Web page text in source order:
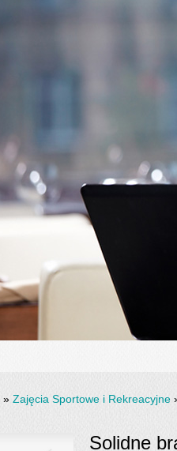
» Zajęcia Sportowe i Rekreacyjne
Solidne